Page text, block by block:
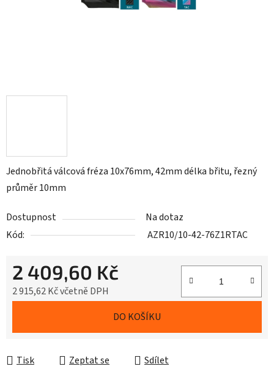
Jednobřitá válcová fréza 10x76mm, 42mm délka břitu, řezný
průměr 10mm
Dostupnost
Na dotaz
Kód:
AZR10/10-42-76Z1RTAC
2 409,60 Kč
2 915,62 Kč včetně DPH
DO KOŠÍKU
Tisk Zeptat se Sdílet